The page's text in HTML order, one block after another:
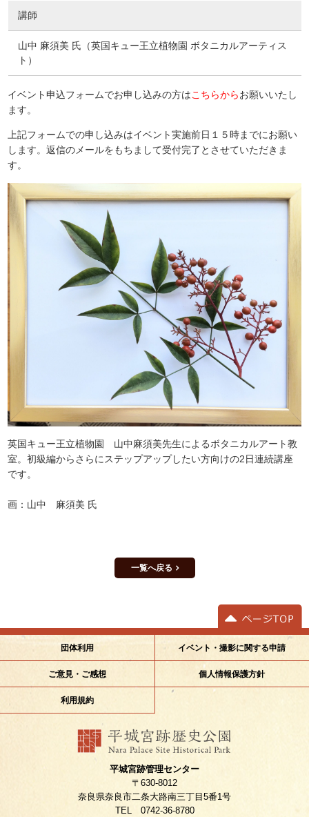
講師
山中 麻須美 氏（英国キュー王立植物園 ボタニカルアーティス
ト）
イベント申込フォームでお申し込みの方はこちらからお願いいたし
ます。
上記フォームでの申し込みはイベント実施前日１５時までにお願い
します。返信のメールをもちまして受付完了とさせていただきま
す。
英国キュー王立植物園 山中麻須美先生によるボタニカルアート教
室。初級編からさらにステップアップしたい方向けの2日連続講座
です。
画：山中 麻須美 氏
一覧へ戻る
団体利用 イベント・撮影に関する申請
ご意見・ご感想 個人情報保護方針
利用規約
平城宮跡管理センター
〒630-8012
奈良県奈良市二条大路南三丁目5番1号
TEL 0742-36-8780